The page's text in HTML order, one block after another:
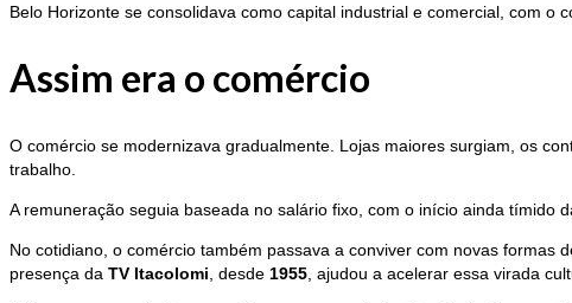
Belo Horizonte se consolidava como capital industrial e comercial, com o
Assim era o comércio
O comércio se modernizava gradualmente. Lojas maiores surgiam, os
trabalho.
A remuneração seguia baseada no salário fixo, com o início ainda tímido
No cotidiano, o comércio também passava a conviver com novas
presença da TV Itacolomi , desde 1955 , ajudou a acelerar essa virada